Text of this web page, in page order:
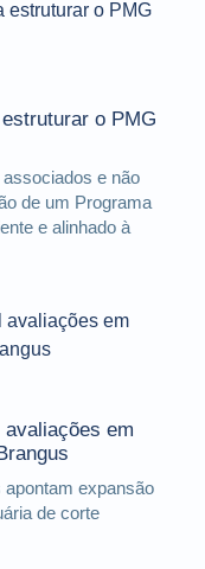
o PMG
e não
de um Programa
e alinhado à
em
expansão
de corte